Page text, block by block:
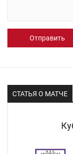
Отправить
СТАТЬЯ О МАТЧЕ